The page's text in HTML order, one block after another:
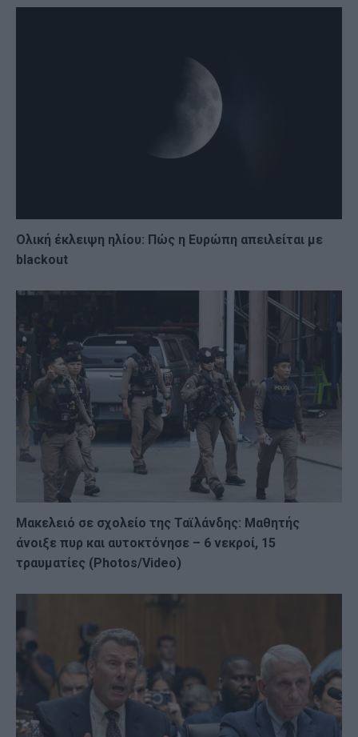
Ολική έκλειψη ηλίου: Πώς η Ευρώπη απειλείται με
blackout
Μακελειό σε σχολείο της Ταϊλάνδης: Μαθητής
άνοιξε πυρ και αυτοκτόνησε – 6 νεκροί, 15
τραυματίες (Photos/Video)